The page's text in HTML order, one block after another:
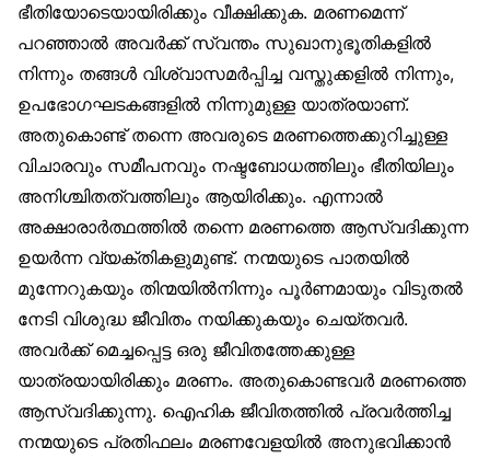
ഭീതിയോടെയായിരിക്കും വീക്ഷിക്കുക. മരണമെന്ന്
പറഞ്ഞാല്‍ അവര്‍ക്ക് സ്വന്തം സുഖാനുഭൂതികളില്‍
നിന്നും തങ്ങള്‍ വിശ്വാസമര്‍പ്പിച്ച വസ്തുക്കളില്‍ നിന്നും,
ഉപഭോഗഘടകങ്ങളില്‍ നിന്നുമുള്ള യാത്രയാണ്.
അതുകൊണ്ട് തന്നെ അവരുടെ മരണത്തെക്കുറിച്ചുള്ള
വിചാരവും സമീപനവും നഷ്ടബോധത്തിലും ഭീതിയിലും
അനിശ്ചിതത്വത്തിലും ആയിരിക്കും. എന്നാല്‍
അക്ഷാരാര്‍ത്ഥത്തില്‍ തന്നെ മരണത്തെ ആസ്വദിക്കുന്ന
ഉയര്‍ന്ന വ്യക്തികളുമുണ്ട്. നന്മയുടെ പാതയില്‍
മുന്നേറുകയും തിന്മയില്‍നിന്നും പൂര്‍ണമായും വിടുതല്‍
നേടി വിശുദ്ധ ജീവിതം നയിക്കുകയും ചെയ്തവര്‍.
അവര്‍ക്ക് മെച്ചപ്പെട്ട ഒരു ജീവിതത്തേക്കുള്ള
യാത്രയായിരിക്കും മരണം. അതുകൊണ്ടവര്‍ മരണത്തെ
ആസ്വദിക്കുന്നു. ഐഹിക ജീവിതത്തില്‍ പ്രവര്‍ത്തിച്ച
നന്മയുടെ പ്രതിഫലം മരണവേളയില്‍ അനുഭവിക്കാന്‍